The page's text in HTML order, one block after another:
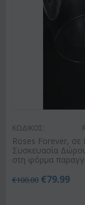
ΚΩΔΙΚΟΣ:
Roses Forever, σε
Συσκευασία
στη φόρμα
€100.00 €79.99